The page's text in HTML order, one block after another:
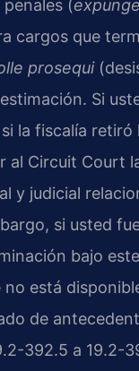
(
cargos que
prosequi
Si
la fiscalía retiró
al Circuit Court
y judicial
si usted
bajo
está
de
392.5 a 19.2-